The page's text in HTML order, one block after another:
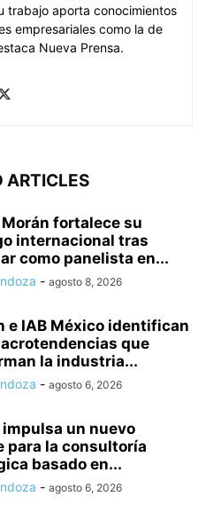
trabajo aporta conocimientos
empresariales como la de
Nueva Prensa.
ARTICLES
fortalece su
internacional tras
como panelista en...
- agosto 8, 2026
e IAB México identifican
que
la industria...
- agosto 6, 2026
un nuevo
para la consultoría
basado en...
- agosto 6, 2026